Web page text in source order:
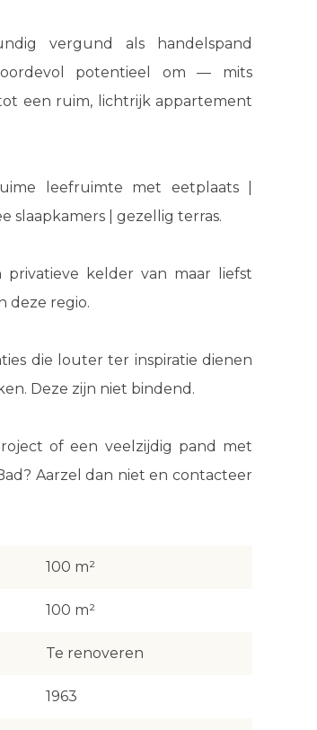
vergund als handelspand
potentieel om — mits
een ruim, lichtrijk appartement
leefruimte met eetplaats |
slaapkamers | gezellig terras.
kelder van maar liefst
deze regio.
die louter ter inspiratie dienen
Deze zijn niet bindend.
of een veelzijdig pand met
Aarzel dan niet en contacteer
100 m²
100 m²
Te renoveren
1963